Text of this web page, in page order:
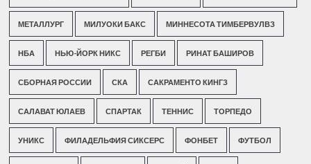
МЕТАЛЛУРГ МИЛУОКИ БАКС МИННЕСОТА ТИМБЕРВУЛВЗ
НБА НЬЮ-ЙОРК НИКС РЕГБИ РИНАТ БАШИРОВ
СБОРНАЯ РОССИИ СКА САКРАМЕНТО КИНГЗ
САЛАВАТ ЮЛАЕВ СПАРТАК ТЕННИС ТОРПЕДО
УНИКС ФИЛАДЕЛЬФИЯ СИКСЕРС ФОНБЕТ ФУТБОЛ